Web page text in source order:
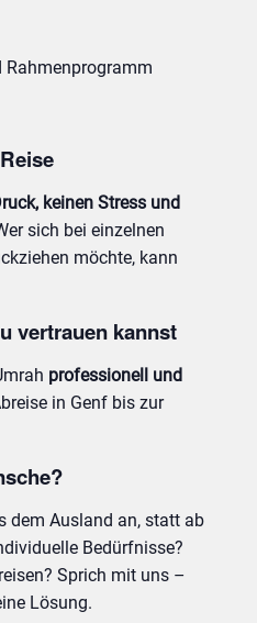
Rahmenprogramm
keinen Stress und
sich bei einzelnen
möchte, kann
vertrauen kannst
professionell und
in Genf bis zur
dem Ausland an, statt ab
Bedürfnisse?
Sprich mit uns –
Lösung.